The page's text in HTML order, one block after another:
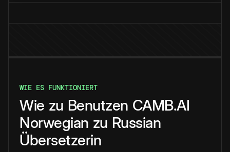
WIE ES FUNKTIONIERT
Wie zu Benutzen CAMB.AI
Norwegian zu Russian
Übersetzerin